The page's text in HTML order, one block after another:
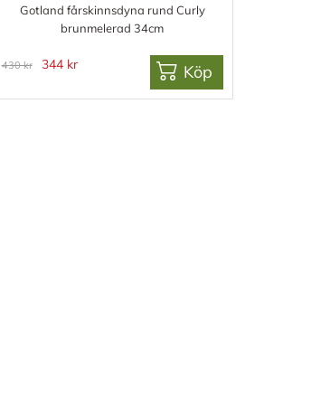
Gotland fårskinnsdyna rund Curly
brunmelerad 34cm
430 kr 344 kr Köp